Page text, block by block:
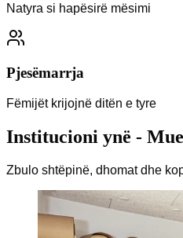
Natyra si hapësirë mësimi
Pjesëmarrja
Fëmijët krijojnë ditën e tyre
Institucioni ynë -
Zbulo shtëpinë, dhomat dhe